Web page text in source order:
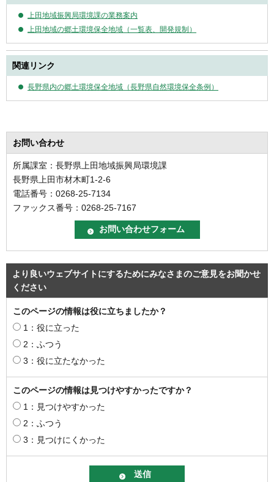
上田地域振興局環境課の業務案内
上田地域の郷土環境保全地域（一覧表、開発規制）
関連リンク
長野県内の郷土環境保全地域（長野県自然環境保全条例）
お問い合わせ
所属課室：長野県上田地域振興局環境課
長野県上田市材木町1-2-6
電話番号：0268-25-7134
ファックス番号：0268-25-7167
より良いウェブサイトにするためにみなさまのご意見をお聞かせ
ください
このページの情報は役に立ちましたか？
1：役に立った
2：ふつう
3：役に立たなかった
このページの情報は見つけやすかったですか？
1：見つけやすかった
2：ふつう
3：見つけにくかった